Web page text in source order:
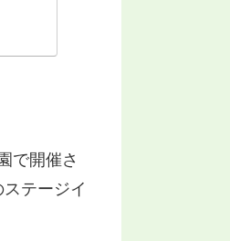
で開催さ
テージイ